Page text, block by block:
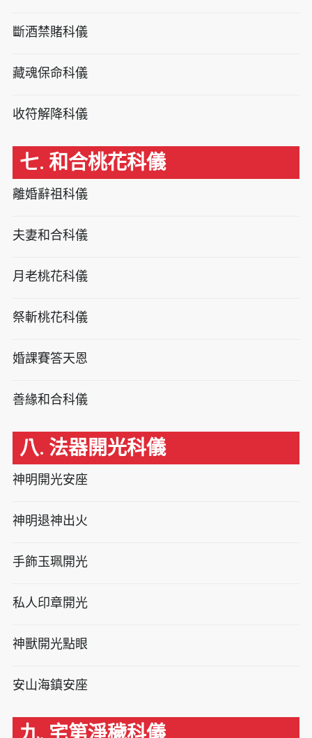
斷酒禁賭科儀
藏魂保命科儀
收符解降科儀
七. 和合桃花科儀
離婚辭祖科儀
夫妻和合科儀
月老桃花科儀
祭斬桃花科儀
婚課賽答天恩
善緣和合科儀
八. 法器開光科儀
神明開光安座
神明退神出火
手飾玉珮開光
私人印章開光
神獸開光點眼
安山海鎮安座